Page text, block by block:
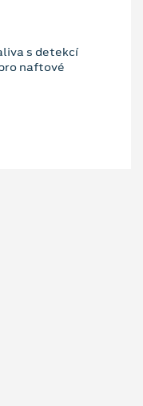
s detekcí
naftové